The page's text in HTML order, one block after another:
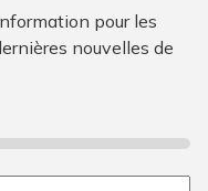
pour les
nouvelles de